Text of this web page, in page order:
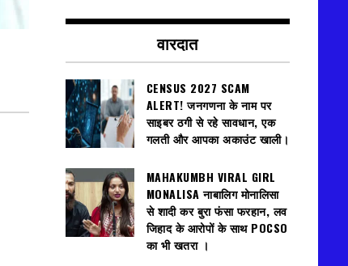
वारदात
CENSUS 2027 SCAM
ALERT! जनगणना के नाम पर
साइबर ठगी से रहे सावधान, एक
गलती और आपका अकाउंट खाली।
MAHAKUMBH VIRAL GIRL
MONALISA नाबालिग मोनालिसा
से शादी कर बुरा फंसा फरहान, लव
जिहाद के आरोपों के साथ POCSO
का भी खतरा ।